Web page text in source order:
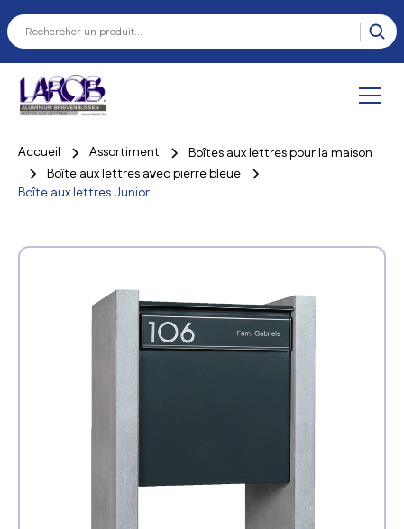
Accueil Assortiment
Boîtes aux lettres pour la maison
Boîte aux lettres avec pierre bleue
Boîte aux lettres Junior